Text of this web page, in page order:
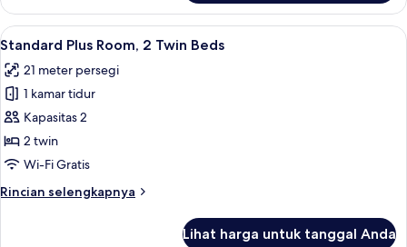
Kamar
Twin
Standar,
Tempat
Tidur
Twin
Lihat
semua
foto
untuk
Standard
Plus
Room,
Twin
Minibar, brankas, ruang kerja ramah
4
Standard Plus Room, 2 Twin Beds
21 meter persegi
1 kamar tidur
Kapasitas 2
2 twin
Wi-Fi Gratis
Rincian selengkapnya
Rincian
Lihat harga untuk tanggal Anda